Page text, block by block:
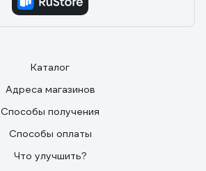
Каталог
Адреса магазинов
Способы получения
Способы оплаты
Что улучшить?